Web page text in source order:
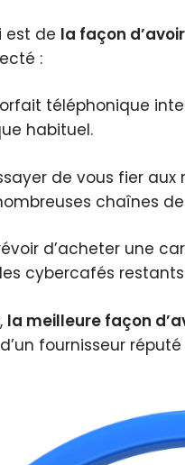
est de la façon
:
téléphonique
habituel.
de vous fier aux
chaînes
d’acheter une
cybercafés
la meilleure façon
fournisseur